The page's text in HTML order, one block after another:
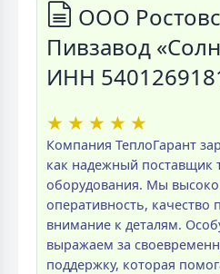
ООО
Пивзавод
ИНН
★ ★ ★ ★ ★
Компания ТеплоГарант
как надежный поставщик
оборудования. Мы
оперативность, качество
внимание к деталям.
выражаем за
поддержку, которая